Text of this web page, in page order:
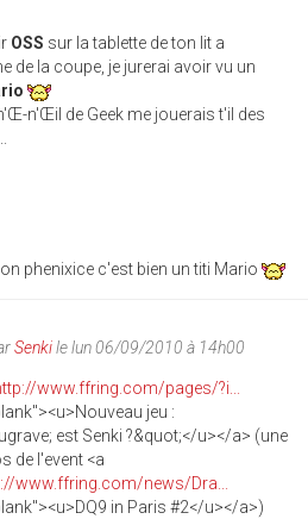
OSS sur la tablette de ton lit a
de la coupe, je jurerai avoir vu un
n'Œil de Geek me jouerais t'il des
phenixice c'est bien un titi Mario
Senkile lun 06/09/2010 à 14h00
www.ffring.com/pages/?i...
jeu :
est Senki ?&quot;</u></a> (une
de l'event <a
www.ffring.com/news/Dra...
in Paris #2</u></a>)